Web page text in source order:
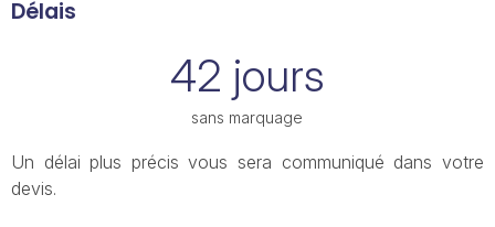
Délais
42 jours
sans marquage
Un délai plus précis vous sera communiqué dans votre
devis.